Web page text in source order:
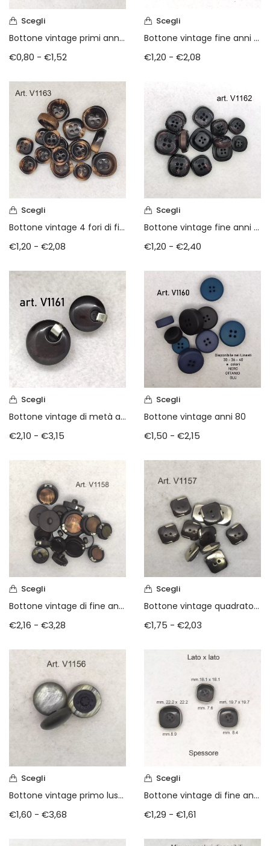
Scegli
Bottone vintage primi anni 80
€0,80 - €1,52
Scegli
Bottone vintage fine anni 70
€1,20 - €2,08
Scegli
Bottone vintage 4 fori di fine anni 70
€1,20 - €2,08
Scegli
Bottone vintage fine anni 70
€1,20 - €2,40
Scegli
Bottone vintage di metà anni 70
€2,10 - €3,15
Scegli
Bottone vintage anni 80
€1,50 - €2,15
Scegli
Bottone vintage di fine anni 70 madre perla
€2,16 - €3,28
Scegli
Bottone vintage quadrato anni 70
€1,75 - €2,03
Scegli
Bottone vintage primo lustro anni 80
€1,60 - €3,68
Scegli
Bottone vintage di fine anni 70
€1,29 - €1,61